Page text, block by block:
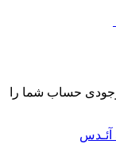
حساب شما را